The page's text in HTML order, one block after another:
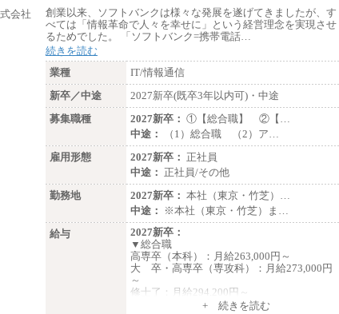
年収例：
・610万円/28歳・月給34万円
・1,090万円/38歳・月給59万円 *残業代・
家族手当対象外
（３）
月給：190,000円～
想定年収：340万円～610万円
年収例：
・460万円/28歳・月給26万円
・520万円/32歳・月給29万円
（４）
月給：201,000円～
想定年収：360万円～680万円
年収例：
・520万円/32歳・月給29万円
年収例は賞与含む、残業代・家族手当含まず
※キャリアや能力等を考慮の上、当社規定に
より確定します
※残業手当：別途支給
※固定給に固定残業代含まず
※試用期間中も給与に変更なし
創業以来、ソフトバンクは様々な発展を遂げてきましたが、す
べては「情報革命で人々を幸せに」という経営理念を実現させ
るためでした。 「ソフトバンク=携帯電話…
続きを読む
業種
IT/情報通信
新卒／中途
2027新卒(既卒3年以内可)・中途
募集職種
2027新卒： ①【総合職】 ②【…
中途：
（1）総合職 （2）ア…
雇用形態
2027新卒： 正社員
中途： 正社員/その他
勤務地
2027新卒： 本社（東京・竹芝）…
中途：
※本社（東京・竹芝）ま…
給与
2027新卒：
▼総合職
高専卒（本科）：月給263,000円～
大 卒・高専卒（専攻科）：月給273,000円
～
修士了：月給294,200円～
博士了：月給304,800円～
+ 続きを読む